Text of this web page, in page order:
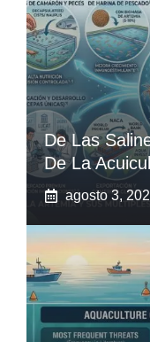
De Las
De La
agosto 3,